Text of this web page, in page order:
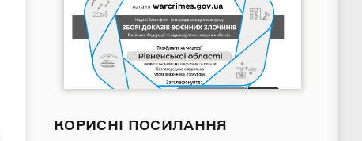
КОРИСНІ ПОСИЛАННЯ